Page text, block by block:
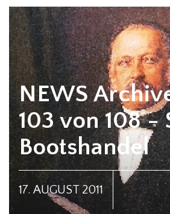
NEWS
103 von 108 -
Bootshandel
17. AUGUST 2011